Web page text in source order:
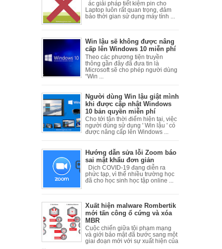
ác giải pháp tiết kiệm pin cho
Laptop luôn rất quan trọng, đảm
bảo thời gian sử dụng máy tính ...
Win lậu sẽ không được nâng
cấp lên Windows 10 miễn phí
Theo các phương tiện truyền
thông gần đây đã đưa tin là
Microsoft sẽ cho phép người dùng
“Win ...
Người dùng Win lậu giật mình
khi được cập nhật Windows
10 bản quyền miễn phí
Cho tới tận thời điểm hiện tại, việc
người dùng sử dụng ' Win lậu ' có
được nâng cấp lên Windows ...
Hướng dẫn sửa lỗi Zoom báo
sai mật khẩu đơn giản
Dịch COVID-19 đang diễn ra
phức tạp, vì thế nhiều trường học
đã cho học sinh học tập online ...
Xuất hiện malware Rombertik
mới tấn công ổ cứng và xóa
MBR
Cuộc chiến giữa tội phạm mạng
và giới bảo mật đã bước sang một
giai đoạn mới với sự xuất hiện của